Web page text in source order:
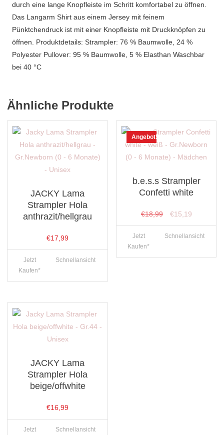
durch eine lange Knopfleiste im Schritt komfortabel zu öffnen.
Das Langarm Shirt aus einem Jersey mit feinem
Pünktchendruck ist mit einer Knopfleiste mit Druckknöpfen zu
öffnen. Produktdetails: Strampler: 76 % Baumwolle, 24 %
Polyester Pullover: 95 % Baumwolle, 5 % Elasthan Waschbar
bei 40 °C
Ähnliche Produkte
JACKY Lama
Strampler Hola
anthrazit/hellgrau
€17,99
Jetzt
Kaufen*
Schnellansicht
Angebot!
b.e.s.s Strampler
Confetti white
€18,99
Ursprünglicher
Preis
war:
€15,19Aktueller
Preis
ist:
Jetzt
Kaufen*
Schnellansicht
JACKY Lama
Strampler Hola
beige/offwhite
€16,99
Jetzt
Schnellansicht